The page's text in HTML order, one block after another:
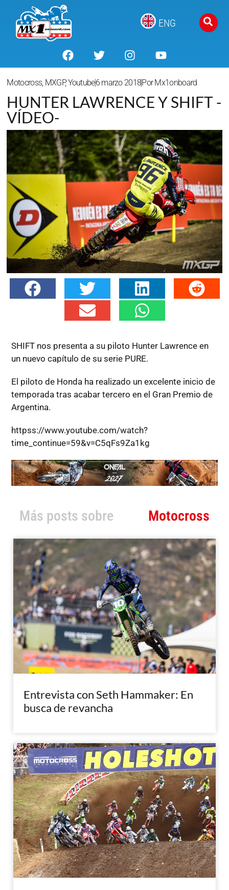
ENG
Motocross, MXGP,Youtube6 marzo 2018PorMx1onboard
HUNTER LAWRENCE Y SHIFT -
VÍDEO-
SHIFT nos presenta a su piloto Hunter Lawrence en
un nuevo capítulo de su serie PURE.
El piloto de Honda ha realizado un excelente inicio de
temporada tras acabar tercero en el Gran Premio de
Argentina.
httpss://www.youtube.com/watch?
time_continue=59&v=C5qFs9Za1kg
Más posts sobre Motocross
Entrevista con Seth Hammaker: En
busca de revancha